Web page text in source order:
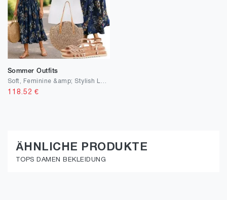
Sommer Outfits
118.52 €
ÄHNLICHE PRODUKTE
TOPS DAMEN BEKLEIDUNG